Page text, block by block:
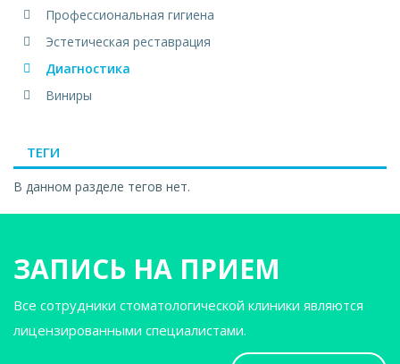
Профессиональная гигиена
Эстетическая реставрация
Диагностика
Виниры
ТЕГИ
В данном разделе тегов нет.
ЗАПИСЬ НА ПРИЕМ
Все сотрудники стоматологической клиники являются
лицензированными специалистами.